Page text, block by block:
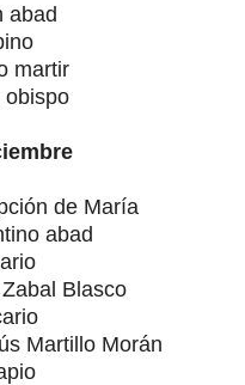
abad
martir
obispo
de María
abad
Blasco
Martillo Morán